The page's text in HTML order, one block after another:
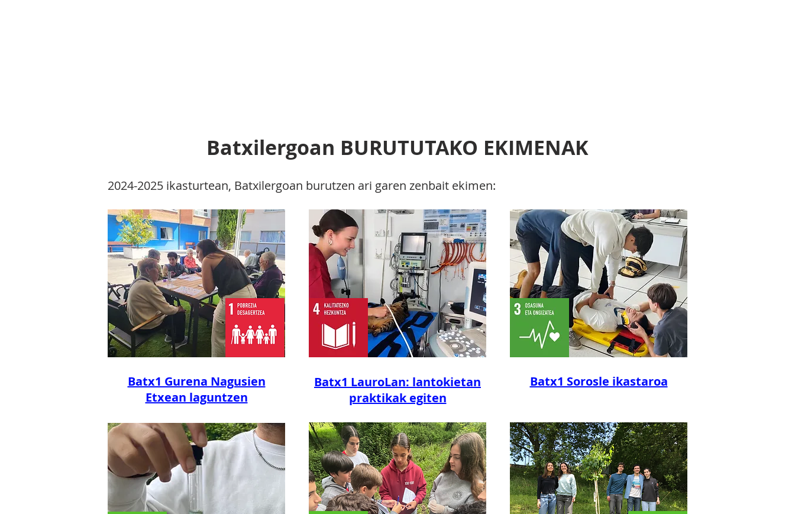
Batxilergoan BURUTUTAKO EKIMENAK
2024-2025 ikasturtean, Batxilergoan burutzen ari garen zenbait ekimen:
Batx1 Gurena Nagusien
Etxean laguntzen
Batx1 LauroLan: lantokietan
praktikak egiten
Batx1 Sorosle ikastaroa